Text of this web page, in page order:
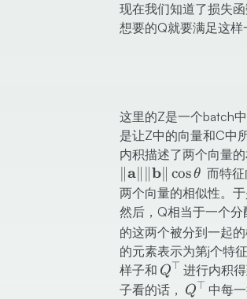
现在我们知道了损失
想要的Q就要满足这样
这里的Z是一个batch
是让Z中的向量和C中
内积描述了两个向量
a b cosθ 而特
两个向量的相似性。
然后，Q相当于一个分
的这两个被分到一起
的元素表示为第j个特
样子和 Q^{\top}
Q⊤ 进行内积
子看的话， Q^{\top}
Q⊤ 中每